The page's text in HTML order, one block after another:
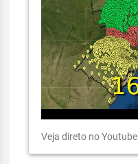
Veja direto no Youtube